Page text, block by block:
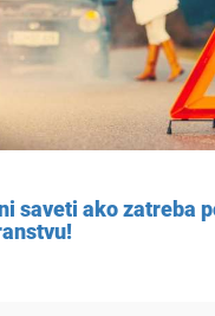
saveti ako zatreba